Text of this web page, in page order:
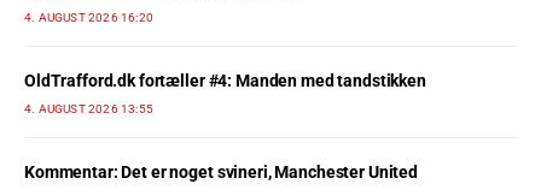
4. AUGUST 2026 16:20
OldTrafford.dk fortæller #4: Manden med tandstikken
4. AUGUST 2026 13:55
Kommentar: Det er noget svineri, Manchester United